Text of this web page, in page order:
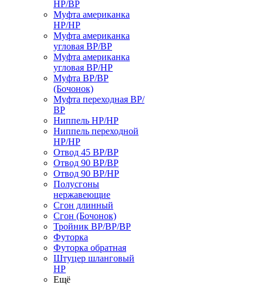
НР/ВР
Муфта американка
НР/НР
Муфта американка
угловая ВР/ВР
Муфта американка
угловая ВР/НР
Муфта ВР/ВР
(Бочонок)
Муфта переходная ВР/
ВР
Ниппель НР/НР
Ниппель переходной
НР/НР
Отвод 45 ВР/ВР
Отвод 90 ВР/ВР
Отвод 90 ВР/НР
Полусгоны
нержавеющие
Сгон длинный
Сгон (Бочонок)
Тройник ВР/ВР/ВР
Футорка
Футорка обратная
Штуцер шланговый
НР
Ещё